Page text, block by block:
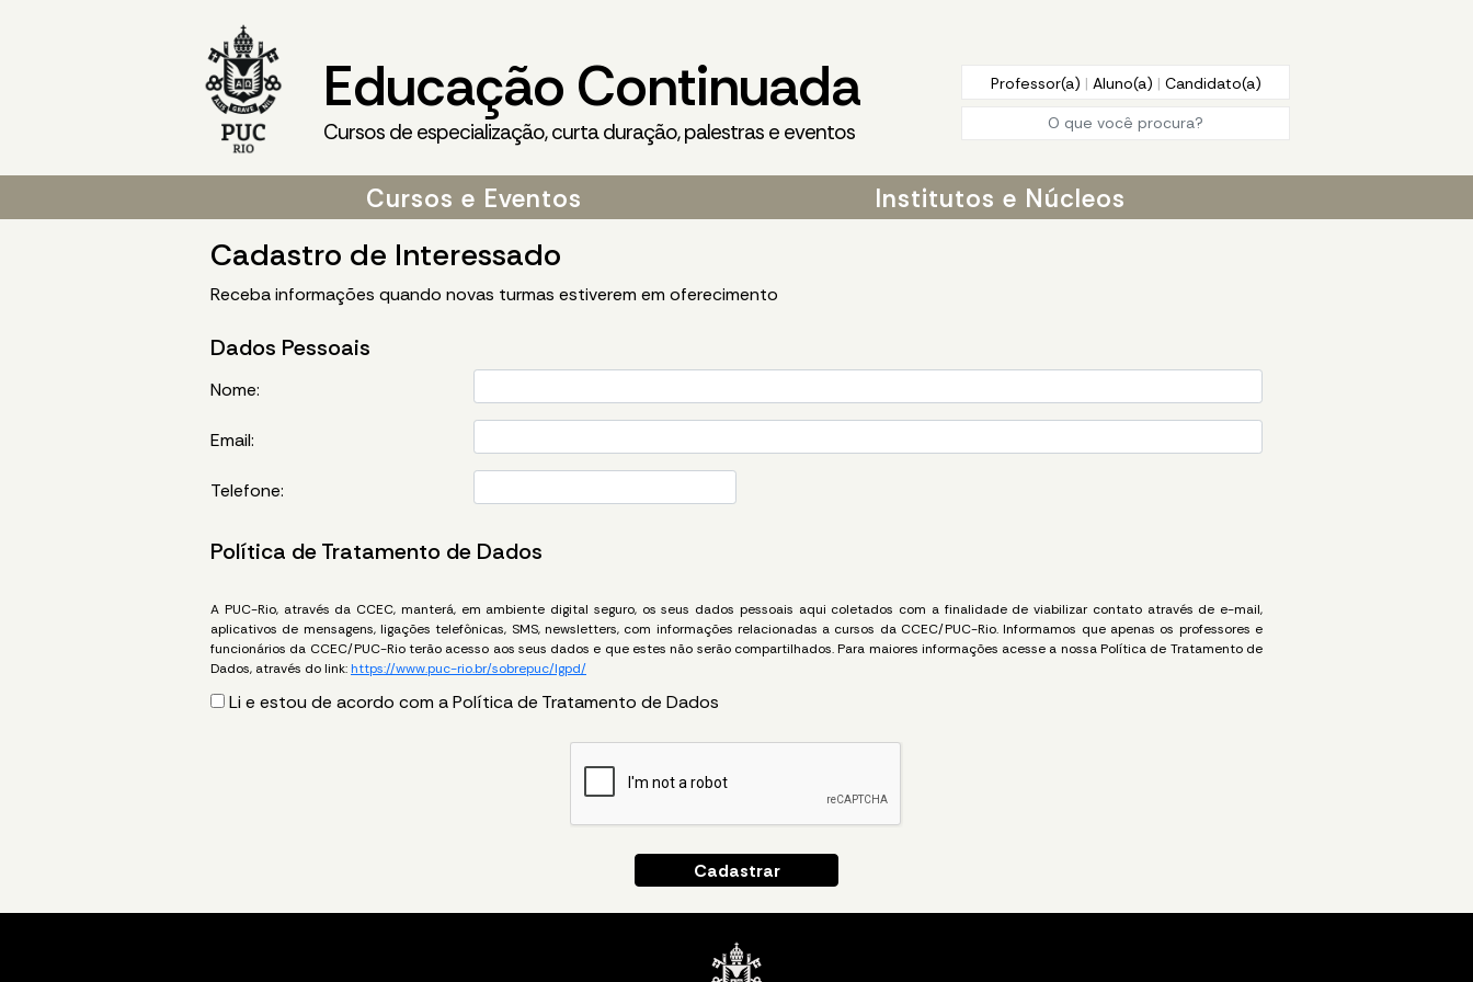
Educação Continuada
Cursos de especialização, curta duração, palestras e eventos
Professor(a) | Aluno(a) | Candidato(a)
Cursos e Eventos Institutos e Núcleos
Cadastro de Interessado
Receba informações quando novas turmas estiverem em oferecimento
Dados Pessoais
Nome:
Email:
Telefone:
Política de Tratamento de Dados
A PUC-Rio, através da CCEC, manterá, em ambiente digital seguro, os seus dados pessoais aqui coletados com a finalidade de viabilizar contato através de e-mail,
aplicativos de mensagens, ligações telefônicas, SMS, newsletters, com informações relacionadas a cursos da CCEC/PUC-Rio. Informamos que apenas os professores e
funcionários da CCEC/PUC-Rio terão acesso aos seus dados e que estes não serão compartilhados. Para maiores informações acesse a nossa Política de Tratamento de
Dados, através do link: https://www.puc-rio.br/sobrepuc/lgpd/
Li e estou de acordo com a Política de Tratamento de Dados